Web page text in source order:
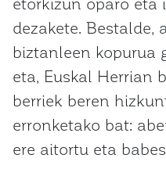
dezakete. Bestalde,
biztanleen kopurua
eta, Euskal Herrian
berriek beren
erronketako bat:
ere aitortu eta